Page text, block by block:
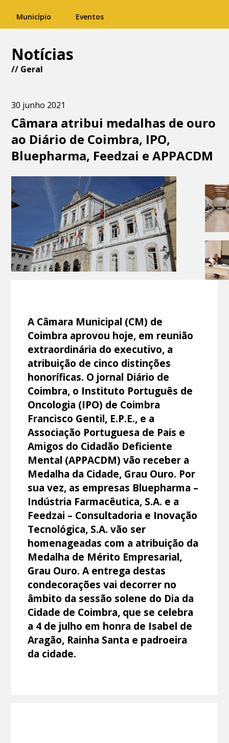
Município Eventos
Notícias
// Geral
30 junho 2021
Câmara atribui medalhas de ouro
ao Diário de Coimbra, IPO,
Bluepharma, Feedzai e APPACDM
A Câmara Municipal (CM) de
Coimbra aprovou hoje, em reunião
extraordinária do executivo, a
atribuição de cinco distinções
honoríficas. O jornal Diário de
Coimbra, o Instituto Português de
Oncologia (IPO) de Coimbra
Francisco Gentil, E.P.E., e a
Associação Portuguesa de Pais e
Amigos do Cidadão Deficiente
Mental (APPACDM) vão receber a
Medalha da Cidade, Grau Ouro. Por
sua vez, as empresas Bluepharma –
Indústria Farmacêutica, S.A. e a
Feedzai – Consultadoria e Inovação
Tecnológica, S.A. vão ser
homenageadas com a atribuição da
Medalha de Mérito Empresarial,
Grau Ouro. A entrega destas
condecorações vai decorrer no
âmbito da sessão solene do Dia da
Cidade de Coimbra, que se celebra
a 4 de julho em honra de Isabel de
Aragão, Rainha Santa e padroeira
da cidade.